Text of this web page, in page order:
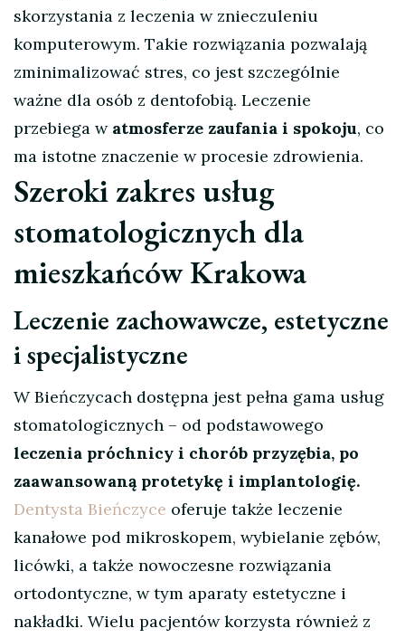
skorzystania z leczenia w znieczuleniu
komputerowym. Takie rozwiązania pozwalają
zminimalizować stres, co jest szczególnie
ważne dla osób z dentofobią. Leczenie
przebiega w atmosferze zaufania i spokoju, co
ma istotne znaczenie w procesie zdrowienia.
Szeroki zakres usług
stomatologicznych dla
mieszkańców Krakowa
Leczenie zachowawcze, estetyczne
i specjalistyczne
W Bieńczycach dostępna jest pełna gama usług
stomatologicznych – od podstawowego
leczenia próchnicy i chorób przyzębia, po
zaawansowaną protetykę i implantologię.
Dentysta Bieńczyce oferuje także leczenie
kanałowe pod mikroskopem, wybielanie zębów,
licówki, a także nowoczesne rozwiązania
ortodontyczne, w tym aparaty estetyczne i
nakładki. Wielu pacjentów korzysta również z